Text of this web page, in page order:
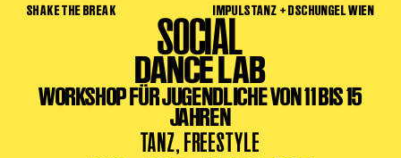
SHAKE THE BREAK IMPULSTANZ + DSCHUNGEL WIEN
SOCIAL
DANCE LAB
WORKSHOP FÜR JUGENDLICHE VON 11 BIS 15
JAHREN
TANZ, FREESTYLE